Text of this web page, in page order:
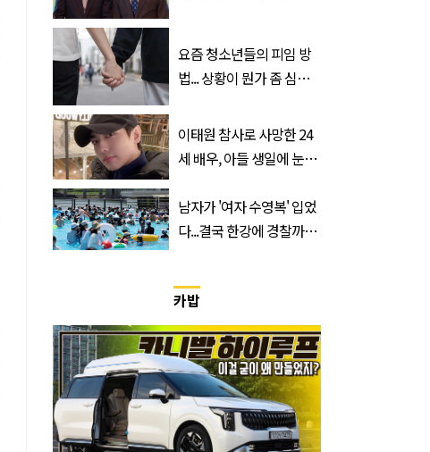
요즘 청소년들의 피임 방
법... 상황이 뭔가 좀 심각
이태원 참사로 사망한 24
세 배우, 아들 생일에 눈물
남자가 '여자 수영복' 입었
다...결국 한강에 경찰까지
카밥